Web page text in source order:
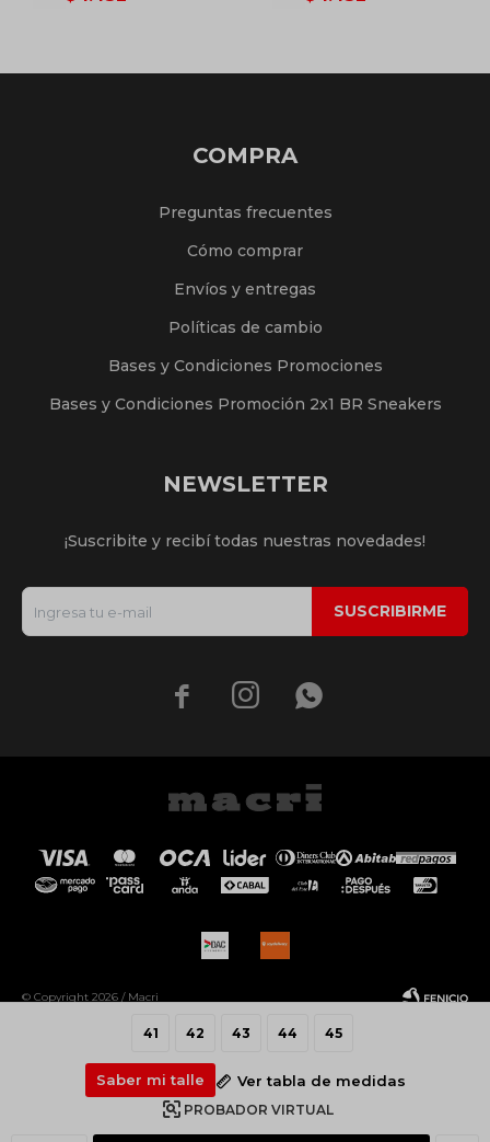
41 42 43 44 45
Saber mi talle Ver tabla de medidas
PROBADOR VIRTUAL
COMPRA
Preguntas frecuentes
Cómo comprar
Envíos y entregas
Políticas de cambio
Bases y Condiciones Promociones
Bases y Condiciones Promoción 2x1 BR Sneakers
NEWSLETTER
¡Suscribite y recibí todas nuestras novedades!
SUSCRIBIRME
  
© Copyright 2026 / Macri